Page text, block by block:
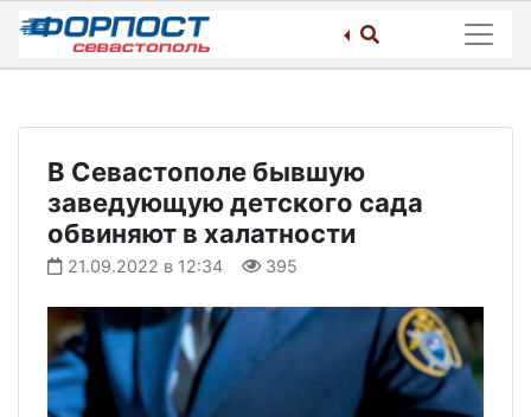
Skip
content
В Севастополе бывшую
заведующую детского сада
обвиняют в халатности
21.09.2022 в 12:34 395